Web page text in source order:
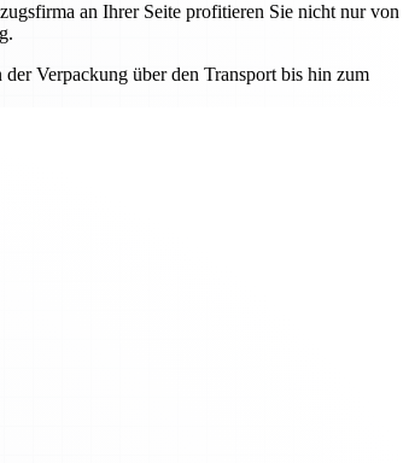
an Ihrer Seite profitieren Sie nicht nur von
Verpackung über den Transport bis hin zum